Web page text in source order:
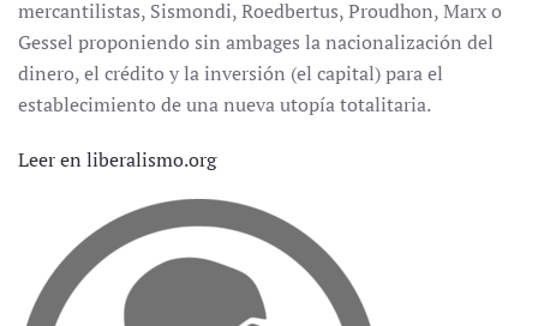
mercantilistas, Sismondi, Roedbertus, Proudhon, Marx o
Gessel proponiendo sin ambages la nacionalización del
dinero, el crédito y la inversión (el capital) para el
establecimiento de una nueva utopía totalitaria.
Leer en liberalismo.org